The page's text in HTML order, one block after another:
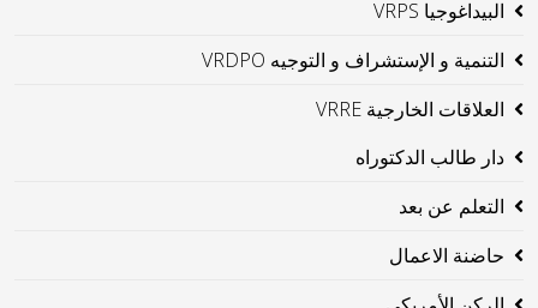
البيداغوجيا VRPS
التنمية و الإستشراف و التوجيه VRDPO
العلاقات الخارجية VRRE
دار طالب الدكتوراه
التعلم عن بعد
حاضنة الاعمال